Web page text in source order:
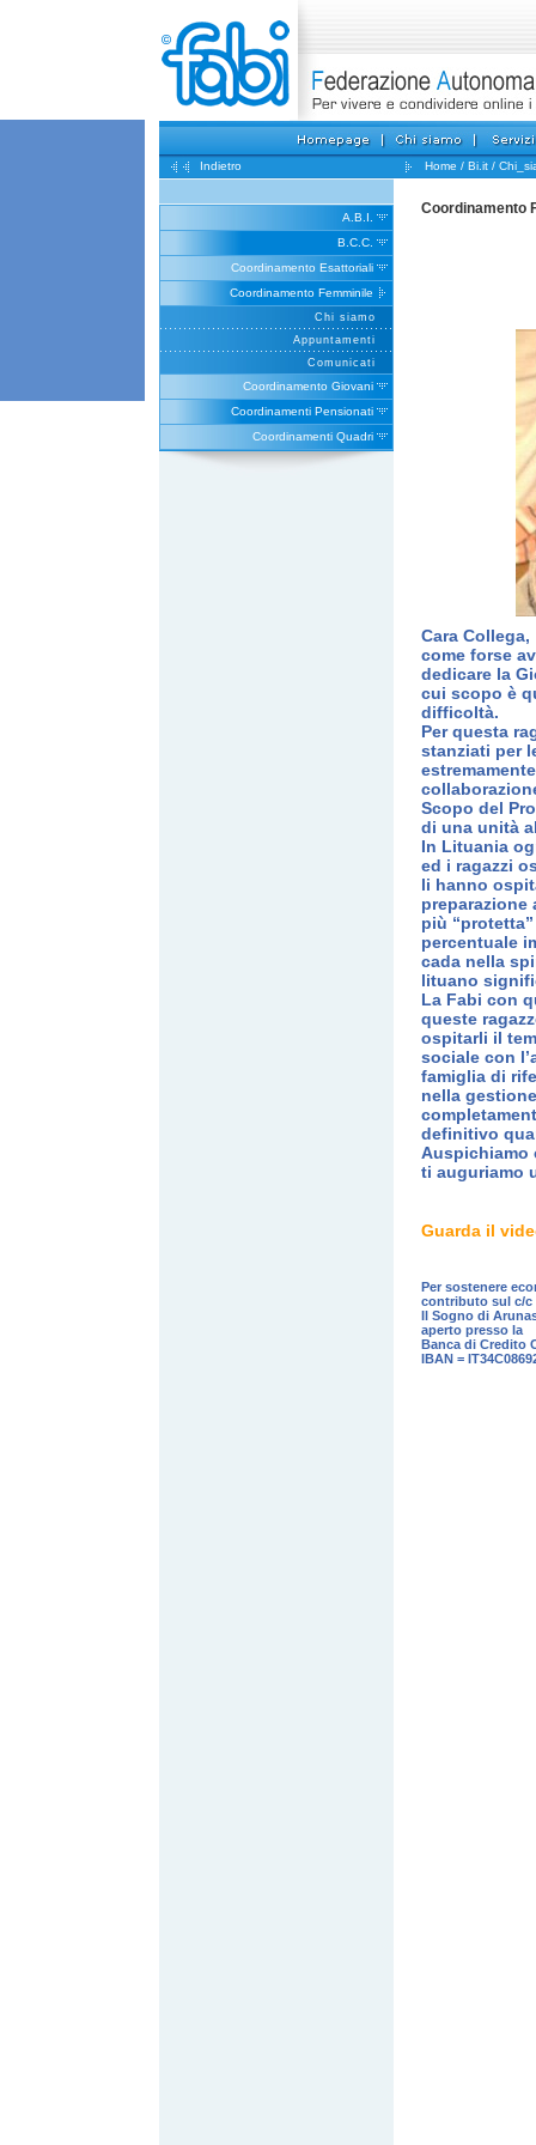
Indietro Home / Bi.it /
A.B.I.
B.C.C.
Coordinamento Esattoriali
Coordinamento Femminile
Chi siamo
Appuntamenti
Comunicati
Coordinamento Giovani
Coordinamenti Pensionati
Coordinamenti Quadri
Coordinamento
Cara Collega,
come forse
dedicare la
cui scopo è
difficoltà.
Per questa
stanziati per
Scopo del
di una unità
In Lituania
ed i ragazzi
li hanno
più
percentuale
cada nella
lituano
La Fabi con
queste
ospitarli il
sociale con
famiglia di
nella
definitivo
Auspichiamo
ti auguriamo
Guarda il
Per sostenere
contributo sul c/c
Il Sogno di
aperto presso la
Banca di Credito
IBAN =